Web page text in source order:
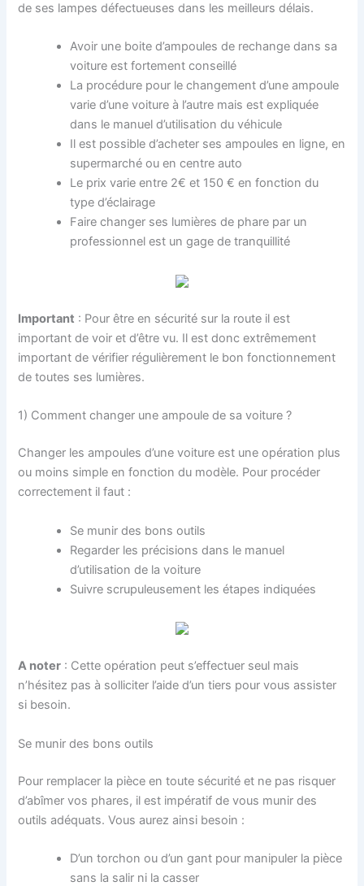
de ses lampes défectueuses dans les meilleurs délais.
Avoir une boite d’ampoules de rechange dans sa
voiture est fortement conseillé
La procédure pour le changement d’une ampoule
varie d’une voiture à l’autre mais est expliquée
dans le manuel d’utilisation du véhicule
Il est possible d’acheter ses ampoules en ligne, en
supermarché ou en centre auto
Le prix varie entre 2€ et 150 € en fonction du
type d’éclairage
Faire changer ses lumières de phare par un
professionnel est un gage de tranquillité
Important : Pour être en sécurité sur la route il est
important de voir et d’être vu. Il est donc extrêmement
important de vérifier régulièrement le bon fonctionnement
de toutes ses lumières.
1) Comment changer une ampoule de sa voiture ?
Changer les ampoules d’une voiture est une opération plus
ou moins simple en fonction du modèle. Pour procéder
correctement il faut :
Se munir des bons outils
Regarder les précisions dans le manuel
d’utilisation de la voiture
Suivre scrupuleusement les étapes indiquées
A noter : Cette opération peut s’effectuer seul mais
n’hésitez pas à solliciter l’aide d’un tiers pour vous assister
si besoin.
Se munir des bons outils
Pour remplacer la pièce en toute sécurité et ne pas risquer
d’abîmer vos phares, il est impératif de vous munir des
outils adéquats. Vous aurez ainsi besoin :
D’un torchon ou d’un gant pour manipuler la pièce
sans la salir ni la casser